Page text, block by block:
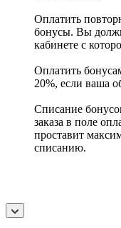
Оплатить
бонусы. Вы
кабинете с
Оплатить
20%, если ваша
Списание
заказа в поле
проставит
списанию.